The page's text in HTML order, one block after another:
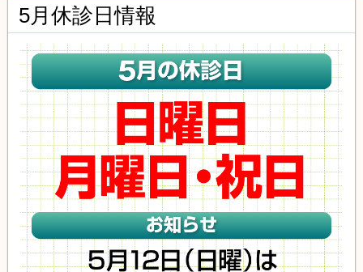
5月休診日情報